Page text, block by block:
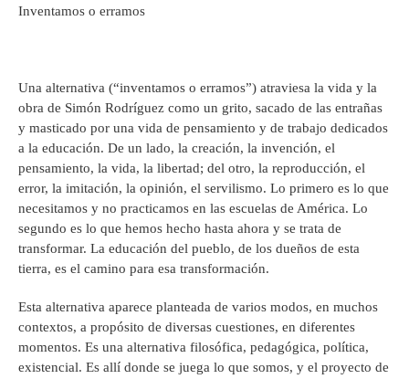
Inventamos o erramos
Una alternativa (“inventamos o erramos”) atraviesa la vida y la
obra de Simón Rodríguez como un grito, sacado de las entrañas
y masticado por una vida de pensamiento y de trabajo dedicados
a la educación. De un lado, la creación, la invención, el
pensamiento, la vida, la libertad; del otro, la reproducción, el
error, la imitación, la opinión, el servilismo. Lo primero es lo que
necesitamos y no practicamos en las escuelas de América. Lo
segundo es lo que hemos hecho hasta ahora y se trata de
transformar. La educación del pueblo, de los dueños de esta
tierra, es el camino para esa transformación.
Esta alternativa aparece planteada de varios modos, en muchos
contextos, a propósito de diversas cuestiones, en diferentes
momentos. Es una alternativa filosófica, pedagógica, política,
existencial. Es allí donde se juega lo que somos, y el proyecto de